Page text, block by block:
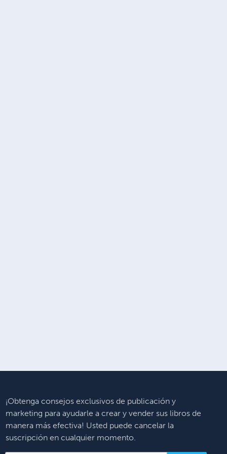
¡Obtenga consejos exclusivos de publicación y
marketing para ayudarle a crear y vender sus libros de
manera más efectiva! Usted puede cancelar la
suscripción en cualquier momento.